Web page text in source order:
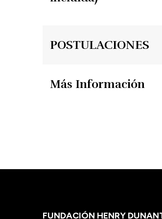
POSTULACIONES
Más Información
FUNDACIÓN HENRY